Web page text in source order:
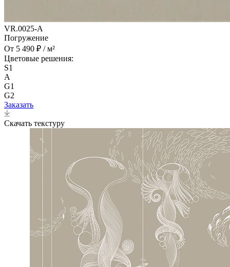
VR.0025-A
Погружение
От 5 490 ₽ / м²
Цветовые решения:
S1
A
G1
G2
Заказать
Скачать текстуру